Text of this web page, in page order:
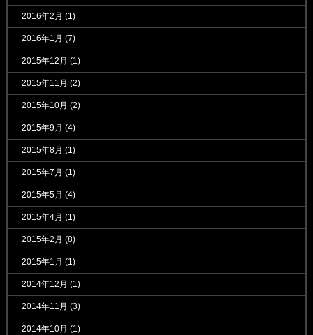
2016年2月 (1)
2016年1月 (7)
2015年12月 (1)
2015年11月 (2)
2015年10月 (2)
2015年9月 (4)
2015年8月 (1)
2015年7月 (1)
2015年5月 (4)
2015年4月 (1)
2015年2月 (8)
2015年1月 (1)
2014年12月 (1)
2014年11月 (3)
2014年10月 (1)